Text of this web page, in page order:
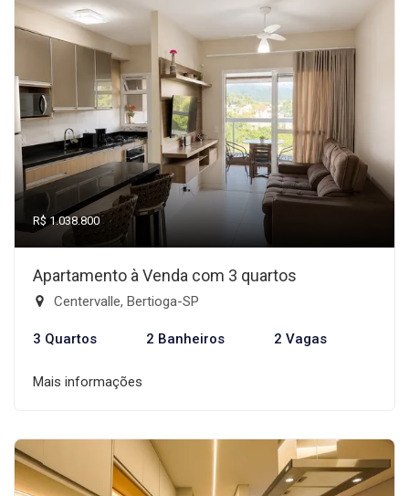
R$ 1.038.800
Apartamento à Venda com 3 quartos
Centervalle, Bertioga-SP
3 Quartos 2 Banheiros 2 Vagas
Mais informações